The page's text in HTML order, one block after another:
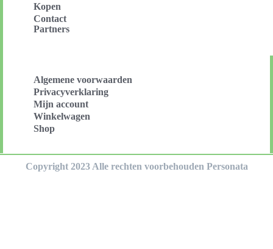
Kopen
Contact
Partners
Algemene voorwaarden
Privacyverklaring
Mijn account
Winkelwagen
Shop
Copyright 2023 Alle rechten voorbehouden Personata